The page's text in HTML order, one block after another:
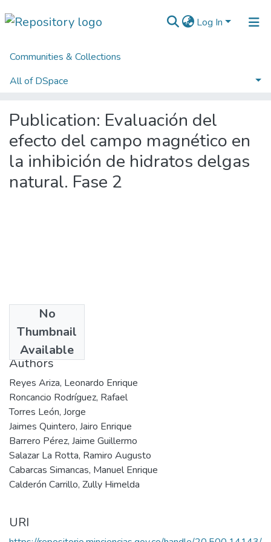
Log In
Communities & Collections
All of DSpace
Home
Publication: Evaluación del
efecto del campo magnético en
la inhibición de hidratos delgas
natural. Fase 2
No
Thumbnail
Available
2003
Authors
Reyes Ariza, Leonardo Enrique
Roncancio Rodríguez, Rafael
Torres León, Jorge
Jaimes Quintero, Jairo Enrique
Barrero Pérez, Jaime Guillermo
Salazar La Rotta, Ramiro Augusto
Cabarcas Simancas, Manuel Enrique
Calderón Carrillo, Zully Himelda
URI